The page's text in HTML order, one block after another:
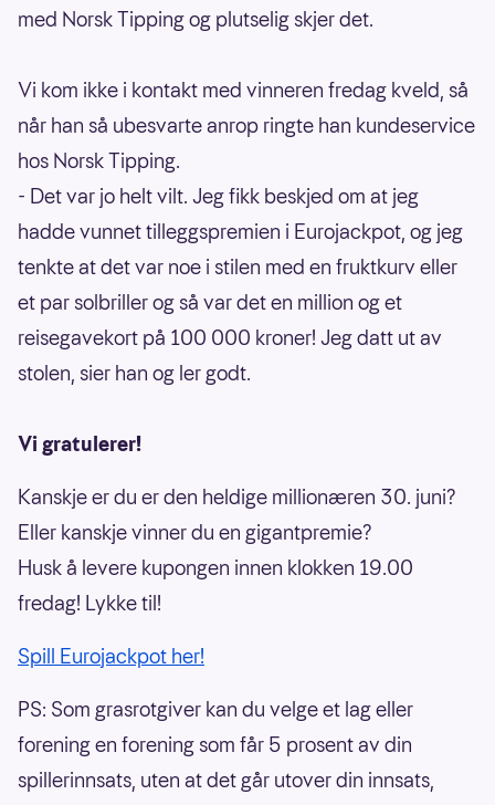
med Norsk Tipping og plutselig skjer det.
Vi kom ikke i kontakt med vinneren fredag kveld, så
når han så ubesvarte anrop ringte han kundeservice
hos Norsk Tipping.
- Det var jo helt vilt. Jeg fikk beskjed om at jeg
hadde vunnet tilleggspremien i Eurojackpot, og jeg
tenkte at det var noe i stilen med en fruktkurv eller
et par solbriller og så var det en million og et
reisegavekort på 100 000 kroner! Jeg datt ut av
stolen, sier han og ler godt.
Vi gratulerer!
Kanskje er du er den heldige millionæren 30. juni?
Eller kanskje vinner du en gigantpremie?
Husk å levere kupongen innen klokken 19.00
fredag! Lykke til!
Spill Eurojackpot her!
PS: Som grasrotgiver kan du velge et lag eller
forening en forening som får 5 prosent av din
spillerinnsats, uten at det går utover din innsats,